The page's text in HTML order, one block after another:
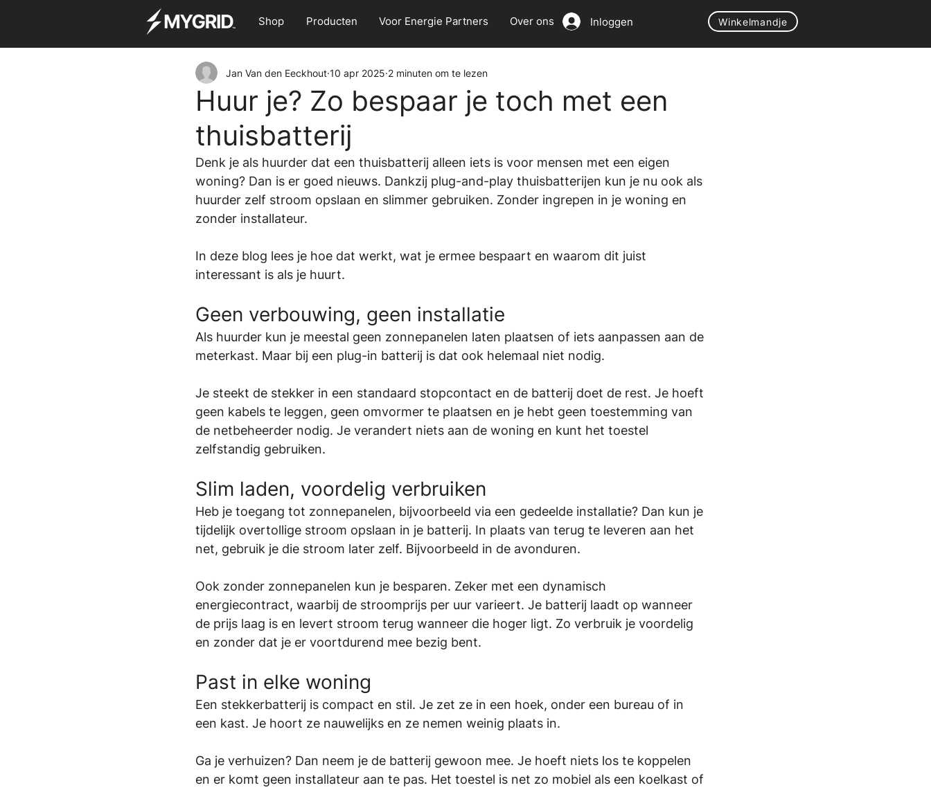
Shop Producten Voor Energie Partners Over ons Inloggen Winkelmandje
Huur je? Zo bespaar je toch met een
thuisbatterij
Jan Van den Eeckhout 10 apr 2025 2 minuten om te lezen
Denk je als huurder dat een thuisbatterij alleen iets is voor mensen met een eigen
woning? Dan is er goed nieuws. Dankzij plug-and-play thuisbatterijen kun je nu ook als
huurder zelf stroom opslaan en slimmer gebruiken. Zonder ingrepen in je woning en
zonder installateur.
In deze blog lees je hoe dat werkt, wat je ermee bespaart en waarom dit juist
interessant is als je huurt.
Geen verbouwing, geen installatie
Als huurder kun je meestal geen zonnepanelen laten plaatsen of iets aanpassen aan de
meterkast. Maar bij een plug-in batterij is dat ook helemaal niet nodig.
Je steekt de stekker in een standaard stopcontact en de batterij doet de rest. Je hoeft
geen kabels te leggen, geen omvormer te plaatsen en je hebt geen toestemming van
de netbeheerder nodig. Je verandert niets aan de woning en kunt het toestel
zelfstandig gebruiken.
Slim laden, voordelig verbruiken
Heb je toegang tot zonnepanelen, bijvoorbeeld via een gedeelde installatie? Dan kun je
tijdelijk overtollige stroom opslaan in je batterij. In plaats van terug te leveren aan het
net, gebruik je die stroom later zelf. Bijvoorbeeld in de avonduren.
Ook zonder zonnepanelen kun je besparen. Zeker met een dynamisch
energiecontract, waarbij de stroomprijs per uur varieert. Je batterij laadt op wanneer
de prijs laag is en levert stroom terug wanneer die hoger ligt. Zo verbruik je voordelig
en zonder dat je er voortdurend mee bezig bent.
Past in elke woning
Een stekkerbatterij is compact en stil. Je zet ze in een hoek, onder een bureau of in
een kast. Je hoort ze nauwelijks en ze nemen weinig plaats in.
Ga je verhuizen? Dan neem je de batterij gewoon mee. Je hoeft niets los te koppelen
en er komt geen installateur aan te pas. Het toestel is net zo mobiel als een koelkast of